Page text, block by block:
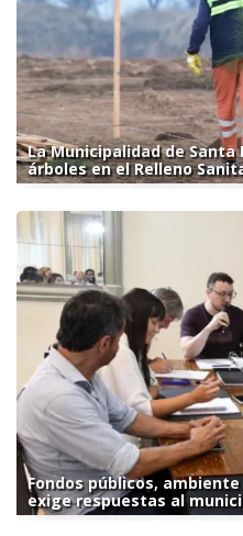
La Municipalidad de Santa
árboles en el Relleno
Fondos públicos,
exige respuestas al